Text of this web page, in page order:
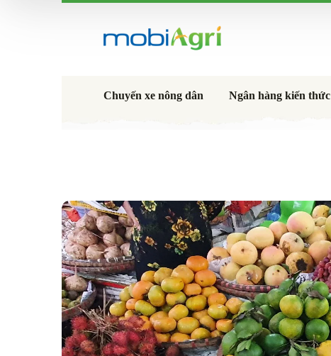
Chuyến xe nông dân Ngân hàng kiến thức